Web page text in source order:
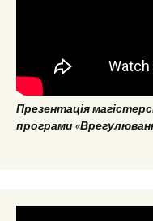
Презентація
програми